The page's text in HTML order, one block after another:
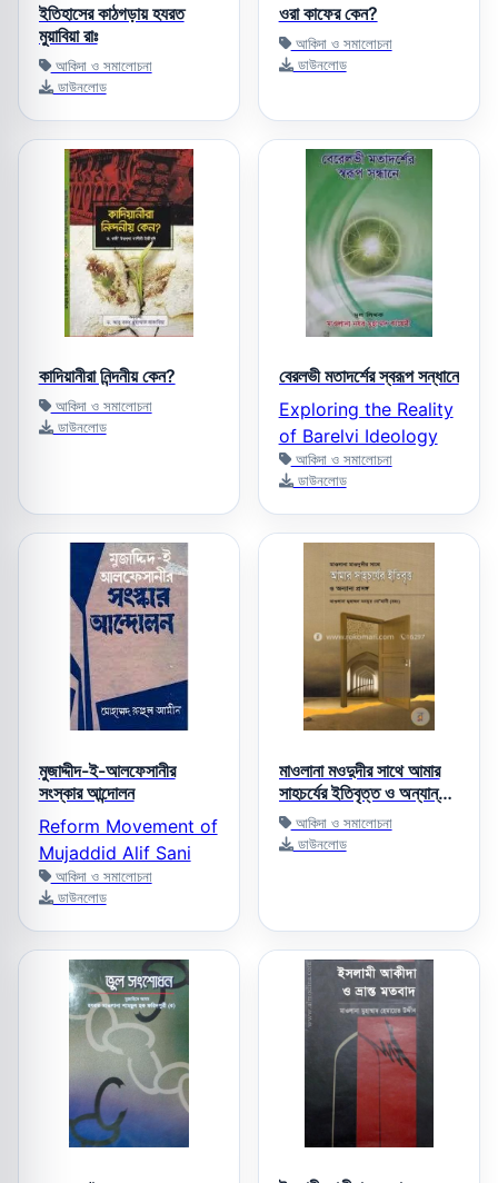
ইতিহাসের কাঠগড়ায় হযরত
মুয়াবিয়া রাঃ
আকিদা ও সমালোচনা
ডাউনলোড
ওরা কাফের কেন?
আকিদা ও সমালোচনা
ডাউনলোড
কাদিয়ানীরা নিন্দনীয় কেন?
আকিদা ও সমালোচনা
ডাউনলোড
বেরলভী মতাদর্শের স্বরূপ সন্ধানে
Exploring the Reality
of Barelvi Ideology
আকিদা ও সমালোচনা
ডাউনলোড
মুজাদ্দীদ-ই-আলফেসানীর
সংস্কার আন্দোলন
Reform Movement of
Mujaddid Alif Sani
আকিদা ও সমালোচনা
ডাউনলোড
মাওলানা মওদুদীর সাথে আমার
সাহচর্যের ইতিবৃত্ত ও অন্যান্য
প্রসঙ্গ
আকিদা ও সমালোচনা
ডাউনলোড